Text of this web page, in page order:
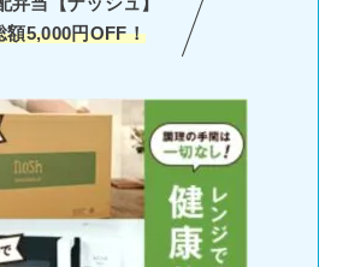
弁当【ナッシュ】
額5,000円OFF！